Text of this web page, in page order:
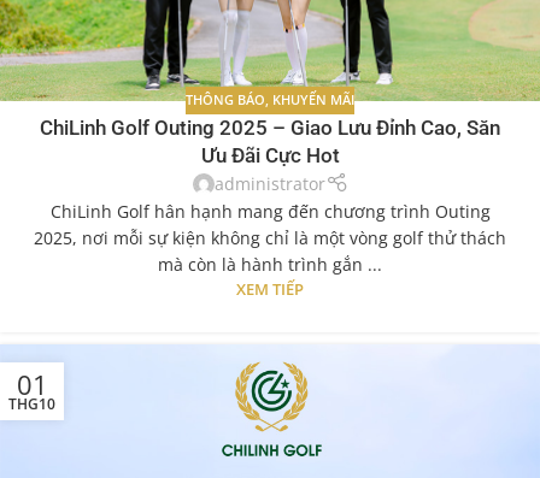
THÔNG BÁO, KHUYẾN MÃI
ChiLinh Golf Outing 2025 – Giao Lưu Đỉnh Cao, Săn
Ưu Đãi Cực Hot
administrator
ChiLinh Golf hân hạnh mang đến chương trình Outing
2025, nơi mỗi sự kiện không chỉ là một vòng golf thử thách
mà còn là hành trình gắn ...
XEM TIẾP
01
THG10